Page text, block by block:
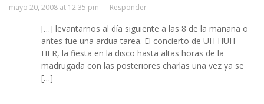
mayo 20, 2008 at 12:35 pm — Responder
[…] levantarnos al día siguiente a las 8 de la mañana o
antes fue una ardua tarea. El concierto de UH HUH
HER, la fiesta en la disco hasta altas horas de la
madrugada con las posteriores charlas una vez ya se
[…]